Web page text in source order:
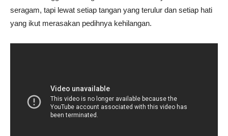
seragam, tapi lewat setiap tangan yang terulur dan setiap hati
yang ikut merasakan pedihnya kehilangan.